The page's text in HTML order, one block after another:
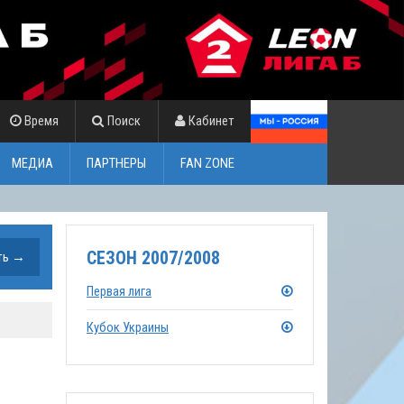
Время Поиск Кабинет
МЕДИА ПАРТНЕРЫ FAN ZONE
СЕЗОН 2007/2008
Первая лига
Кубок Украины